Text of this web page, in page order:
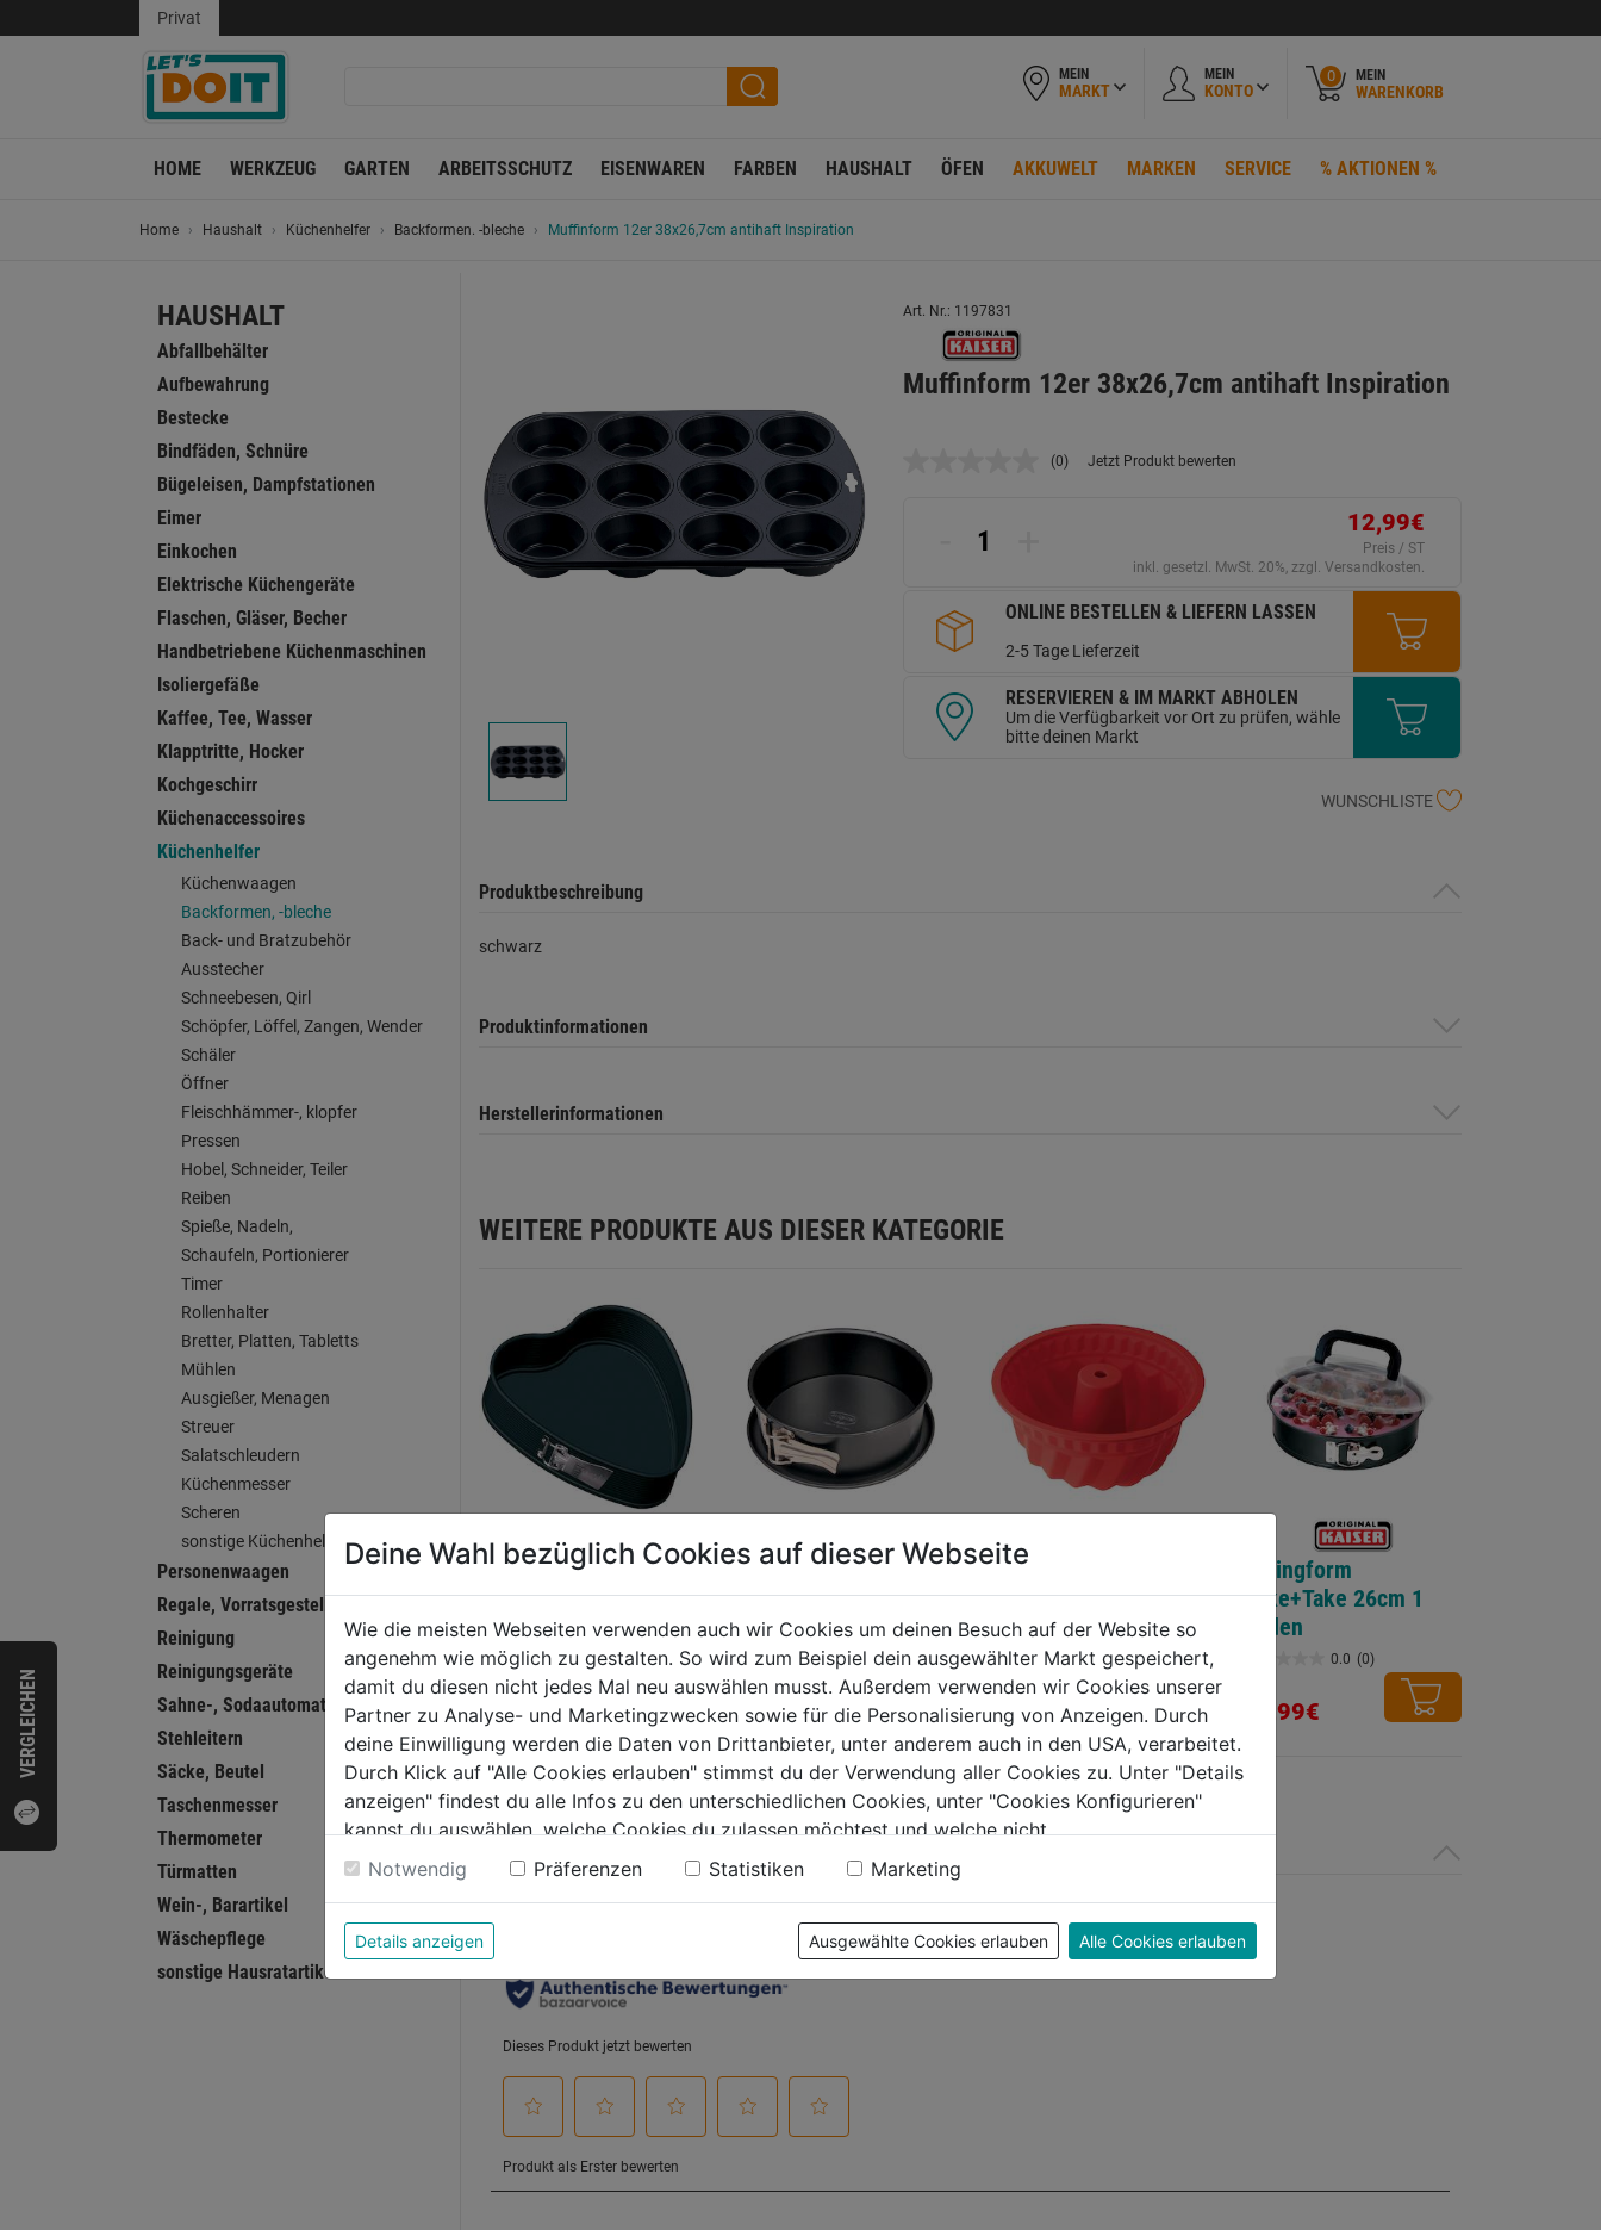
VERGLEICHEN
Privat
MEIN
MARKT
MEIN
KONTO
0 MEIN
WARENKORB
HOME WERKZEUG GARTEN ARBEITSSCHUTZ EISENWAREN FARBEN HAUSHALT ÖFEN AKKUWELT MARKEN SERVICE % AKTIONEN %
Home Haushalt Küchenhelfer Backformen. -bleche Muffinform 12er 38x26,7cm antihaft Inspiration
HAUSHALT
Abfallbehälter
Aufbewahrung
Bestecke
Bindfäden, Schnüre
Bügeleisen, Dampfstationen
Eimer
Einkochen
Elektrische Küchengeräte
Flaschen, Gläser, Becher
Handbetriebene Küchenmaschinen
Isoliergefäße
Kaffee, Tee, Wasser
Klapptritte, Hocker
Kochgeschirr
Küchenaccessoires
Küchenhelfer
Küchenwaagen
Backformen, -bleche
Back- und Bratzubehör
Ausstecher
Schneebesen, Qirl
Schöpfer, Löffel, Zangen, Wender
Schäler
Öffner
Fleischhämmer-, klopfer
Pressen
Hobel, Schneider, Teiler
Reiben
Spieße, Nadeln,
Schaufeln, Portionierer
Timer
Rollenhalter
Bretter, Platten, Tabletts
Mühlen
Ausgießer, Menagen
Streuer
Salatschleudern
Küchenmesser
Scheren
sonstige Küchenhelfer
Personenwaagen
Regale, Vorratsgestelle
Reinigung
Reinigungsgeräte
Sahne-, Sodaautomaten, Siphone
Stehleitern
Säcke, Beutel
Taschenmesser
Thermometer
Türmatten
Wein-, Barartikel
Wäschepflege
sonstige Hausratartikel
Art. Nr.: 1197831
Muffinform 12er 38x26,7cm antihaft Inspiration
Kein
(0) Jetzt Produkt bewerten
12,99€
Preis / ST
inkl. gesetzl. MwSt. 20%, zzgl. Versandkosten.
ONLINE BESTELLEN & LIEFERN LASSEN
2-5 Tage Lieferzeit
RESERVIEREN & IM MARKT ABHOLEN
Um die Verfügbarkeit vor Ort zu prüfen, wähle
bitte deinen Markt
WUNSCHLISTE
Produktbeschreibung
schwarz
Produktinformationen
Herstellerinformationen
WEITERE PRODUKTE AUS DIESER KATEGORIE
Herz-Springform
schwarz 24x28 cm
antihaft
0.0 (0)
0.0
5
Sternen.
13,99€
Springform Tradition
0.0 (0)
0.0
von
Sternen.
15,99€
Gugelhupfform
FlexxiLove
0.0 (0)
0.0
von
Sternen.
17,99€
Springform
Bake+Take 26cm 1
Boden
schw.+Kunststoffhaub
0.0 (0)
20,99€
Deine Wahl bezüglich Cookies auf dieser Webseite
Wie die meisten Webseiten verwenden auch wir Cookies um deinen Besuch auf der Website so
angenehm wie möglich zu gestalten. So wird zum Beispiel dein ausgewählter Markt gespeichert,
damit du diesen nicht jedes Mal neu auswählen musst. Außerdem verwenden wir Cookies unserer
Partner zu Analyse- und Marketingzwecken sowie für die Personalisierung von Anzeigen. Durch
deine Einwilligung werden die Daten von Drittanbieter, unter anderem auch in den USA, verarbeitet.
Durch Klick auf "Alle Cookies erlauben" stimmst du der Verwendung aller Cookies zu. Unter "Details
anzeigen" findest du alle Infos zu den unterschiedlichen Cookies, unter "Cookies Konfigurieren"
kannst du auswählen, welche Cookies du zulassen möchtest und welche nicht.
Weitere Informationen findest du in unserer Datenschutzerklärung
Notwendig Präferenzen Statistiken Marketing
Details anzeigen Ausgewählte Cookies erlauben Alle Cookies erlauben